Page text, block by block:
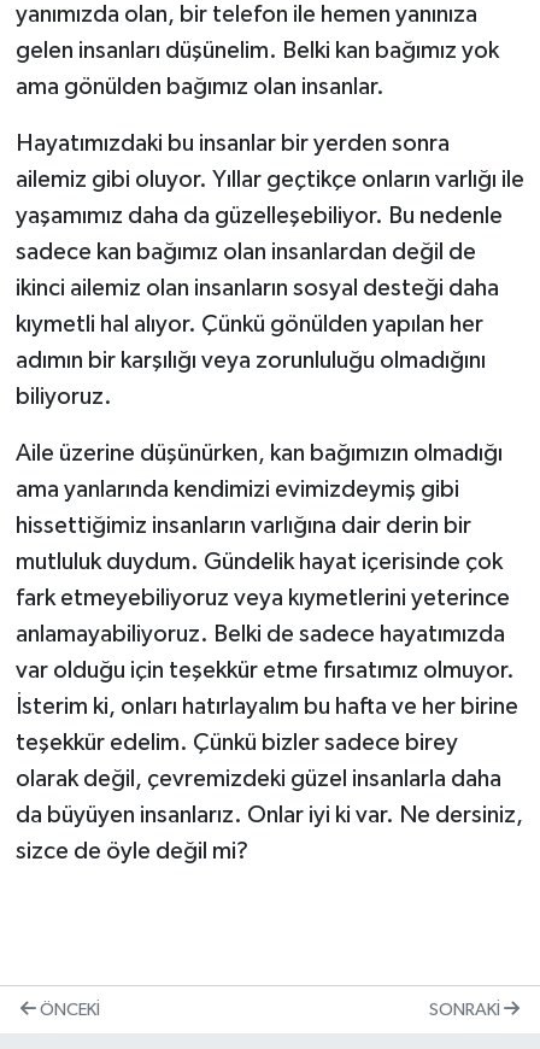
yanımızda olan, bir telefon ile hemen yanınıza
gelen insanları düşünelim. Belki kan bağımız yok
ama gönülden bağımız olan insanlar.
Hayatımızdaki bu insanlar bir yerden sonra
ailemiz gibi oluyor. Yıllar geçtikçe onların varlığı ile
yaşamımız daha da güzelleşebiliyor. Bu nedenle
sadece kan bağımız olan insanlardan değil de
ikinci ailemiz olan insanların sosyal desteği daha
kıymetli hal alıyor. Çünkü gönülden yapılan her
adımın bir karşılığı veya zorunluluğu olmadığını
biliyoruz.
Aile üzerine düşünürken, kan bağımızın olmadığı
ama yanlarında kendimizi evimizdeymiş gibi
hissettiğimiz insanların varlığına dair derin bir
mutluluk duydum. Gündelik hayat içerisinde çok
fark etmeyebiliyoruz veya kıymetlerini yeterince
anlamayabiliyoruz. Belki de sadece hayatımızda
var olduğu için teşekkür etme fırsatımız olmuyor.
İsterim ki, onları hatırlayalım bu hafta ve her birine
teşekkür edelim. Çünkü bizler sadece birey
olarak değil, çevremizdeki güzel insanlarla daha
da büyüyen insanlarız. Onlar iyi ki var. Ne dersiniz,
sizce de öyle değil mi?
ÖNCEKI SONRAKI